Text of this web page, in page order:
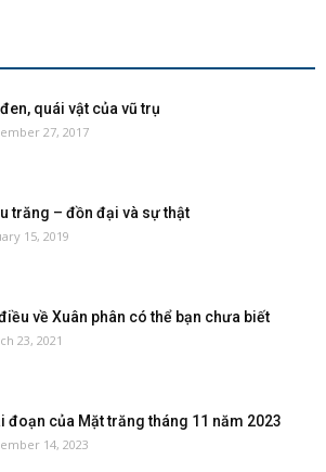
quái vật của vũ trụ
27, 2017
trăng – đồn đại và sự thật
15, 2019
về Xuân phân có thể bạn chưa biết
23, 2021
đoạn của Mặt trăng tháng 11 năm 2023
14, 2023